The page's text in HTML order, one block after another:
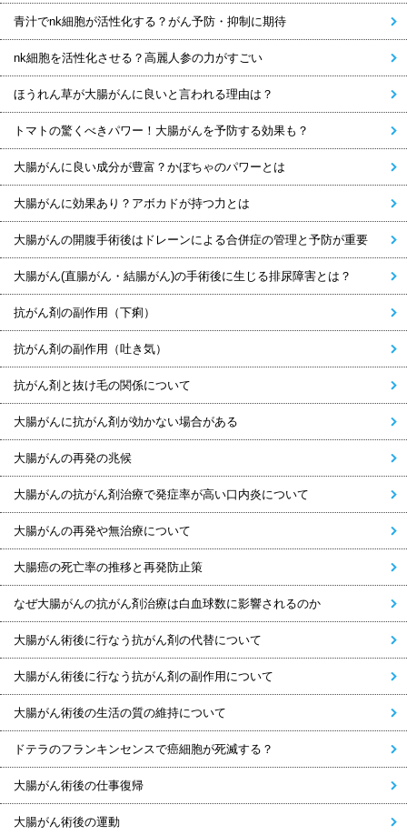
青汁でnk細胞が活性化する？がん予防・抑制に期待
nk細胞を活性化させる？高麗人参の力がすごい
ほうれん草が大腸がんに良いと言われる理由は？
トマトの驚くべきパワー！大腸がんを予防する効果も？
大腸がんに良い成分が豊富？かぼちゃのパワーとは
大腸がんに効果あり？アボカドが持つ力とは
大腸がんの開腹手術後はドレーンによる合併症の管理と予防が重要
大腸がん(直腸がん・結腸がん)の手術後に生じる排尿障害とは？
抗がん剤の副作用（下痢）
抗がん剤の副作用（吐き気）
抗がん剤と抜け毛の関係について
大腸がんに抗がん剤が効かない場合がある
大腸がんの再発の兆候
大腸がんの抗がん剤治療で発症率が高い口内炎について
大腸がんの再発や無治療について
大腸癌の死亡率の推移と再発防止策
なぜ大腸がんの抗がん剤治療は白血球数に影響されるのか
大腸がん術後に行なう抗がん剤の代替について
大腸がん術後に行なう抗がん剤の副作用について
大腸がん術後の生活の質の維持について
ドテラのフランキンセンスで癌細胞が死滅する？
大腸がん術後の仕事復帰
大腸がん術後の運動